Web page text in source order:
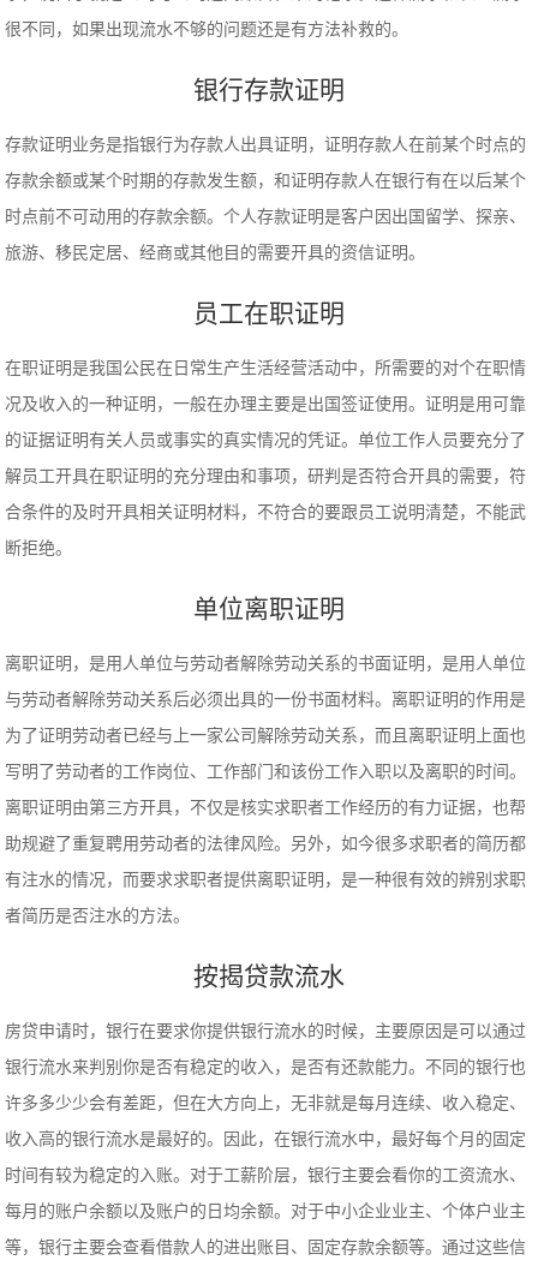
很不同，如果出现流水不够的问题还是有方法补救的。
银行存款证明
存款证明业务是指银行为存款人出具证明，证明存款人在前某个时点的
存款余额或某个时期的存款发生额，和证明存款人在银行有在以后某个
时点前不可动用的存款余额。个人存款证明是客户因出国留学、探亲、
旅游、移民定居、经商或其他目的需要开具的资信证明。
员工在职证明
在职证明是我国公民在日常生产生活经营活动中，所需要的对个在职情
况及收入的一种证明，一般在办理主要是出国签证使用。证明是用可靠
的证据证明有关人员或事实的真实情况的凭证。单位工作人员要充分了
解员工开具在职证明的充分理由和事项，研判是否符合开具的需要，符
合条件的及时开具相关证明材料，不符合的要跟员工说明清楚，不能武
断拒绝。
单位离职证明
离职证明，是用人单位与劳动者解除劳动关系的书面证明，是用人单位
与劳动者解除劳动关系后必须出具的一份书面材料。离职证明的作用是
为了证明劳动者已经与上一家公司解除劳动关系，而且离职证明上面也
写明了劳动者的工作岗位、工作部门和该份工作入职以及离职的时间。
离职证明由第三方开具，不仅是核实求职者工作经历的有力证据，也帮
助规避了重复聘用劳动者的法律风险。另外，如今很多求职者的简历都
有注水的情况，而要求求职者提供离职证明，是一种很有效的辨别求职
者简历是否注水的方法。
按揭贷款流水
房贷申请时，银行在要求你提供银行流水的时候，主要原因是可以通过
银行流水来判别你是否有稳定的收入，是否有还款能力。不同的银行也
许多多少少会有差距，但在大方向上，无非就是每月连续、收入稳定、
收入高的银行流水是最好的。因此，在银行流水中，最好每个月的固定
时间有较为稳定的入账。对于工薪阶层，银行主要会看你的工资流水、
每月的账户余额以及账户的日均余额。对于中小企业业主、个体户业主
等，银行主要会查看借款人的进出账目、固定存款余额等。通过这些信